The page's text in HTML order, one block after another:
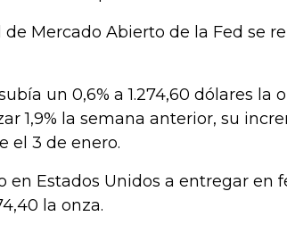
Mercado Abierto de la Fed se
un 0,6% a 1.274,60 dólares la
1,9% la semana anterior, su
el 3 de enero.
en Estados Unidos a entregar en
la onza.